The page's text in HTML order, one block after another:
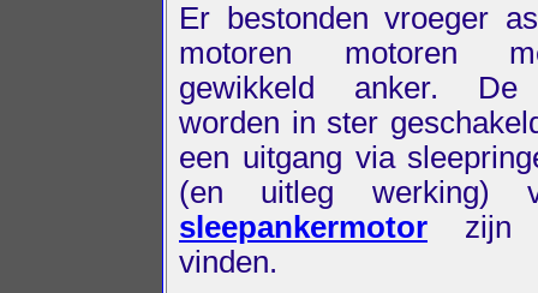
Er bestonden vroeger
motoren motoren
gewikkeld anker. De
worden in ster
een uitgang via
(en uitleg werking)
sleepankermotor zijn
vinden.